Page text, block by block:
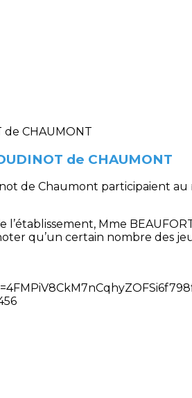
de CHAUMONT
de Chaumont participaient au
Mme
qu’un certain nombre des